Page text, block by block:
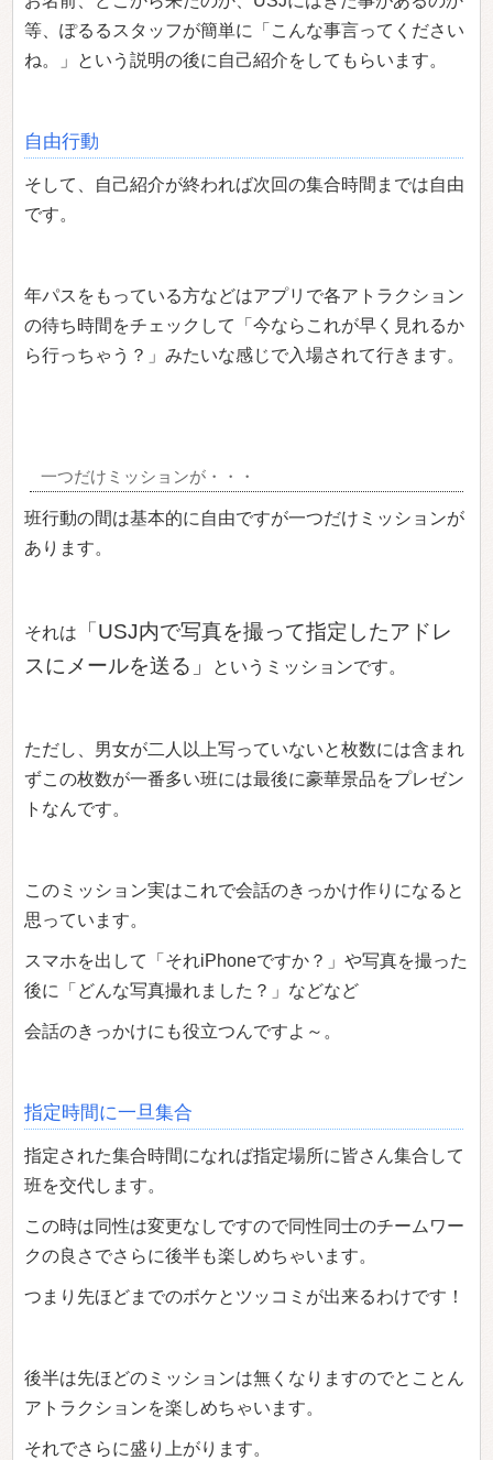
等、ぽるるスタッフが簡単に「こんな事言ってください
ね。」という説明の後に自己紹介をしてもらいます。
自由行動
そして、自己紹介が終われば次回の集合時間までは自由
です。
年パスをもっている方などはアプリで各アトラクション
の待ち時間をチェックして「今ならこれが早く見れるか
ら行っちゃう？」みたいな感じで入場されて行きます。
一つだけミッションが・・・
班行動の間は基本的に自由ですが一つだけミッションが
あります。
それは
「USJ内で写真を撮って指定したアドレ
スにメールを送る」
というミッションです。
ただし、男女が二人以上写っていないと枚数には含まれ
ずこの枚数が一番多い班には最後に豪華景品をプレゼン
トなんです。
このミッション実はこれで会話のきっかけ作りになると
思っています。
スマホを出して「それiPhoneですか？」や写真を撮った
後に「どんな写真撮れました？」などなど
会話のきっかけにも役立つんですよ～。
指定時間に一旦集合
指定された集合時間になれば指定場所に皆さん集合して
班を交代します。
この時は同性は変更なしですので同性同士のチームワー
クの良さでさらに後半も楽しめちゃいます。
つまり先ほどまでのボケとツッコミが出来るわけです！
後半は先ほどのミッションは無くなりますのでとことん
アトラクションを楽しめちゃいます。
それでさらに盛り上がります。